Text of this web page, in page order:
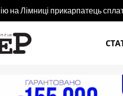
на Лімниці прикарпатець